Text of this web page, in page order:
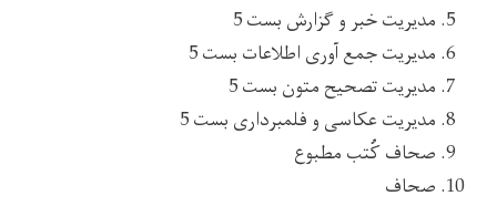
مدیریت خبر و گزارش بست 5
مدیریت جمع آوری اطلاعات بست 5
مدیریت تصحیح متون بست 5
مدیریت عکاسی و فلمبرداری بست 5
صحاف کُتب مطبوع
صحاف